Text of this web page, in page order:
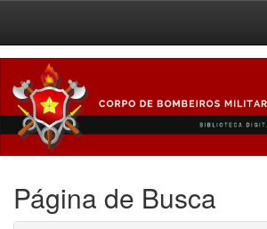
navigation
Página de Busca